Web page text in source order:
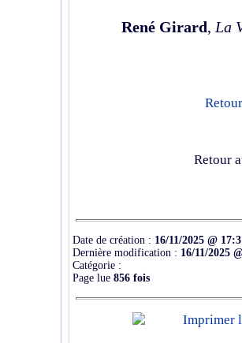
René Girard, La
Retour
Date de création : 16/11/2025 @
Dernière modification : 16/11/2025
Catégorie :
Page lue 856 fois